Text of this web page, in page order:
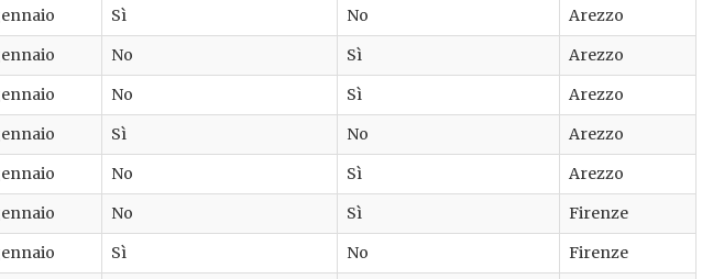
Sì No
Arezzo
No Sì
Arezzo
No Sì
Arezzo
Sì No
Arezzo
No Sì
Arezzo
No Sì
Firenze
Sì No
Firenze